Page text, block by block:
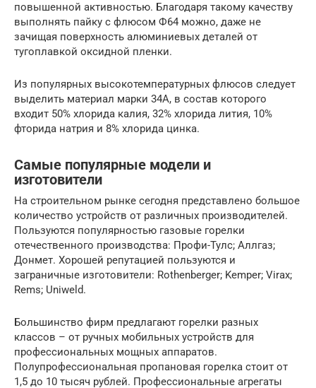
повышенной активностью. Благодаря такому качеству
выполнять пайку с флюсом Ф64 можно, даже не
зачищая поверхность алюминиевых деталей от
тугоплавкой оксидной пленки.
Из популярных высокотемпературных флюсов следует
выделить материал марки 34А, в состав которого
входит 50% хлорида калия, 32% хлорида лития, 10%
фторида натрия и 8% хлорида цинка.
Самые популярные модели и
изготовители
На строительном рынке сегодня представлено большое
количество устройств от различных производителей.
Пользуются популярностью газовые горелки
отечественного производства: Профи-Тулс; Аллгаз;
Донмет. Хорошей репутацией пользуются и
заграничные изготовители: Rothenberger; Kemper; Virax;
Rems; Uniweld.
Большинство фирм предлагают горелки разных
классов – от ручных мобильных устройств для
профессиональных мощных аппаратов.
Полупрофессиональная пропановая горелка стоит от
1,5 до 10 тысяч рублей. Профессиональные агрегаты